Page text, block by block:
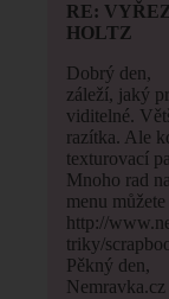
RE:
HOLTZ
Dobrý den,
záleží, jaký
viditelné.
razítka. Ale
texturovací
Mnoho rad
menu
http://
triky/
Pěkný den,
Nemravka.cz